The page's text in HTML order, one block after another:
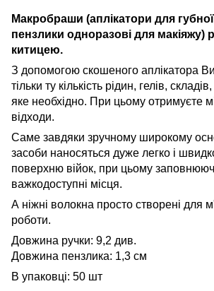
Макробраши (аплікатори для
пензлики одноразові для макіяжу)
китицею.
З допомогою скошеного аплікатора
тільки ту кількість рідин, гелів,
яке необхідно. При цьому отримуєте
відходи.
Саме завдяки зручному широкому
засоби наносяться дуже легко і
поверхню війок, при цьому
важкодоступні місця.
А ніжні волокна просто створені для
роботи.
Довжина ручки: 9,2 див.
Довжина пензлика: 1,3 см
В упаковці: 50 шт